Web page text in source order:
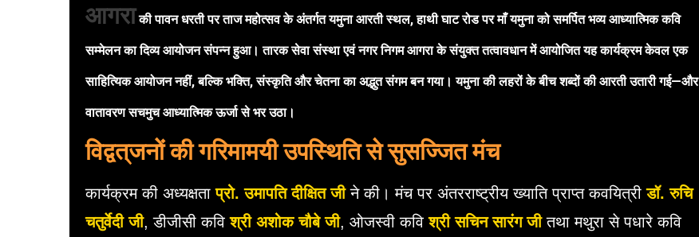
आगराकी पावन धरती पर ताज महोत्सव के अंतर्गत यमुना आरती स्थल, हाथी घाट रोड पर माँ यमुना को समर्पित भव्य आध्यात्मिक कवि
सम्मेलन का दिव्य आयोजन संपन्न हुआ। तारक सेवा संस्था एवं नगर निगम आगरा के संयुक्त तत्वावधान में आयोजित यह कार्यक्रम केवल एक
साहित्यिक आयोजन नहीं, बल्कि भक्ति, संस्कृति और चेतना का अद्भुत संगम बन गया। यमुना की लहरों के बीच शब्दों की आरती उतारी गई—और
वातावरण सचमुच आध्यात्मिक ऊर्जा से भर उठा।
विद्वत्‌जनों की गरिमामयी उपस्थिति से सुसज्जित मंच
कार्यक्रम की अध्यक्षताप्रो. उमापति दीक्षित जीने की। मंच पर अंतरराष्ट्रीय ख्याति प्राप्त कवयित्रीडॉ. रुचि
चतुर्वेदी जी, डीजीसी कविश्री अशोक चौबे जी, ओजस्वी कविश्री सचिन सारंग जीतथा मथुरा से पधारे कवि